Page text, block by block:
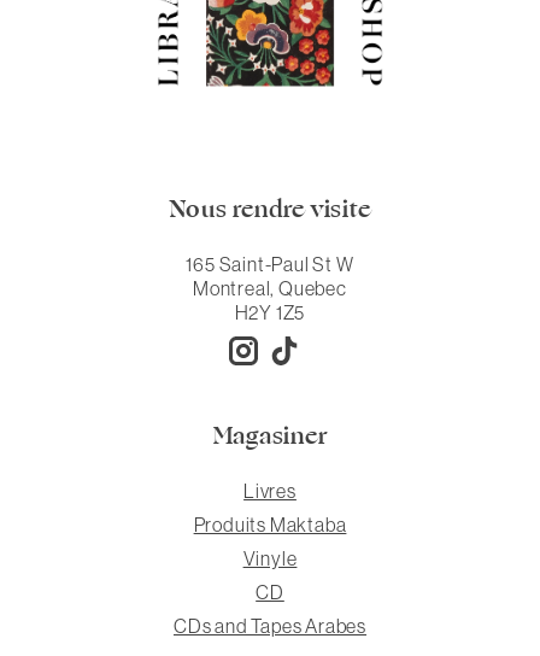
Nous rendre visite
165 Saint-Paul St W
Montreal, Quebec
H2Y 1Z5
Magasiner
Livres
Produits Maktaba
Vinyle
CD
CDs and Tapes Arabes